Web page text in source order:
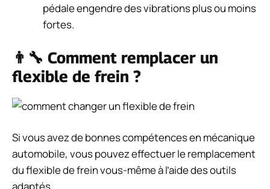
pédale engendre des vibrations plus ou moins
fortes.
👨‍🔧 Comment remplacer un
flexible de frein ?
Si vous avez de bonnes compétences en mécanique
automobile, vous pouvez effectuer le remplacement
du flexible de frein vous-même à l’aide des outils